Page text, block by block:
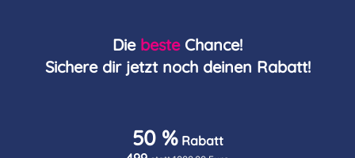
DiebesteChance!
Sichere dir jetzt noch deinen Rabatt!
50 %Rabatt